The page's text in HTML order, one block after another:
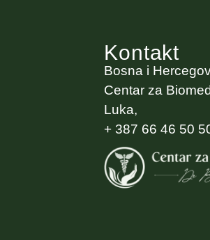
Kontakt
Bosna i
Centar za
Luka,
+ 387 66 46 50